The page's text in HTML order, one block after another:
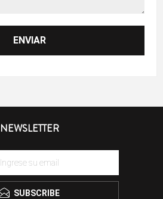
NEWSLETTER
SUBSCRIBE